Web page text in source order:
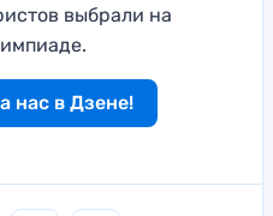
выбрали на
нас в Дзене!